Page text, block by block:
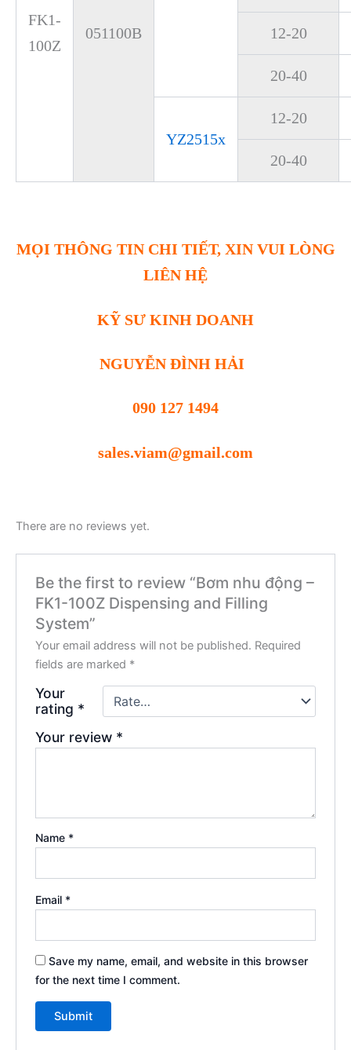
FK1-
100Z
051100B 12-20
20-40
YZ2515x
12-20
20-40
MỌI THÔNG TIN CHI TIẾT, XIN VUI LÒNG
LIÊN HỆ
KỸ SƯ KINH DOANH
NGUYỄN ĐÌNH HẢI
090 127 1494
sales.viam@gmail.com
There are no reviews yet.
Be the first to review “Bơm nhu động –
FK1-100Z Dispensing and Filling
System”
Your email address will not be published. Required
fields are marked *
Your
rating *
Your review *
Name *
Email *
Save my name, email, and website in this browser
for the next time I comment.